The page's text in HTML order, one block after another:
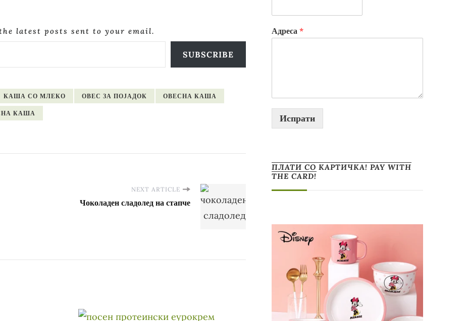
latest posts sent to your email.
SUBSCRIBE
КАША СО МЛЕКО ОВЕС ЗА ПОЈАДОК ОВЕСНА КАША
КАША
NEXT ARTICLE
Чоколаден сладолед на стапче
Адреса *
Испрати
ПЛАТИ СО КАРТИЧКА! PAY WITH
THE CARD!